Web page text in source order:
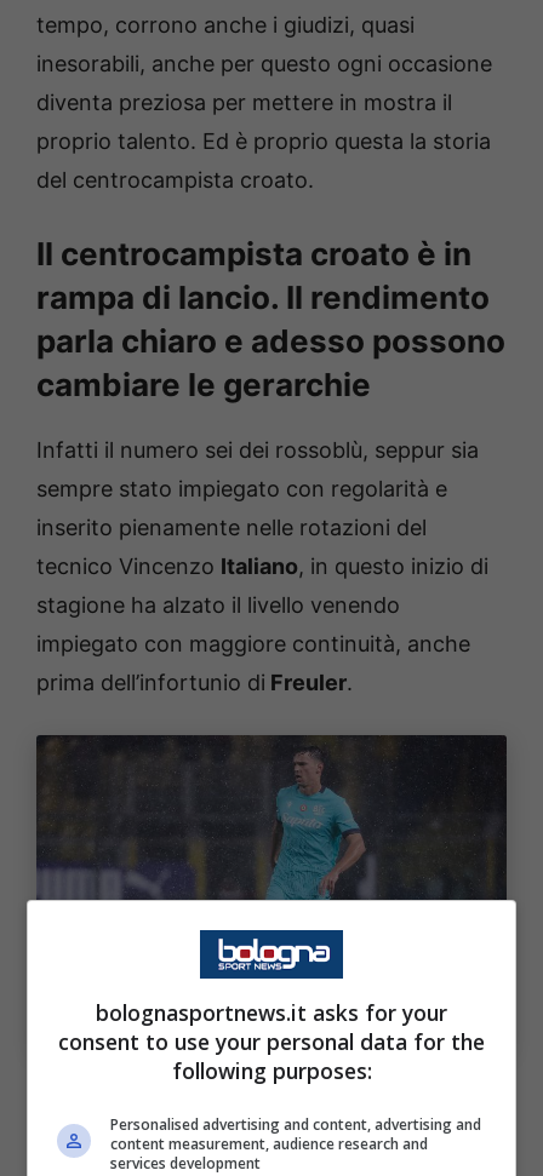
tempo, corrono anche i giudizi, quasi
inesorabili, anche per questo ogni occasione
diventa preziosa per mettere in mostra il
proprio talento. Ed è proprio questa la storia
del centrocampista croato.
Il centrocampista croato è in
rampa di lancio. Il rendimento
parla chiaro e adesso possono
cambiare le gerarchie
Infatti il numero sei dei rossoblù, seppur sia
sempre stato impiegato con regolarità e
inserito pienamente nelle rotazioni del
tecnico Vincenzo Italiano, in questo inizio di
stagione ha alzato il livello venendo
impiegato con maggiore continuità, anche
prima dell’infortunio di Freuler.
Il centrocampista croato è in rampa di lancio. Il
rendimento parla chiaro e adesso possono cambiare le
gerarchie. Bologna Sport News (Photo by Emmanuele
Ciancaglini/Getty Images Via OneFootball)
Il rendimento altalenante iniziale di
(ora nuovamente in crescita) ha sicuramente
agevolato l’ascesa di Nikola
bolognasportnews.it asks for your
consent to use your personal data for the
following purposes:
Personalised advertising and content, advertising and
content measurement, audience research and
services development